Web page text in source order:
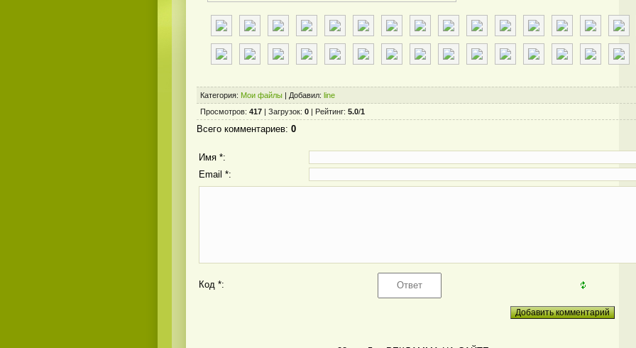
Категория: Мои файлы Добавил: line
Просмотров: 417 Загрузок: 0 Рейтинг: 5.0/1
Всего комментариев: 0
Имя *:
Email *:
Код *: